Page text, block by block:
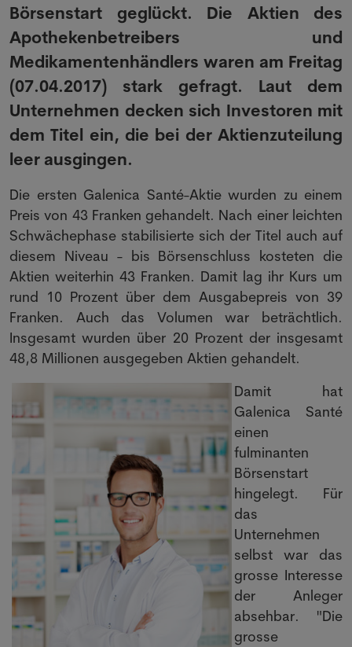
Börsenstart geglückt. Die Aktien des
Apothekenbetreibers und
Medikamentenhändlers waren am Freitag
(07.04.2017) stark gefragt. Laut dem
Unternehmen decken sich Investoren mit
dem Titel ein, die bei der Aktienzuteilung
leer ausgingen.
Die ersten Galenica Santé-Aktie wurden zu einem
Preis von 43 Franken gehandelt. Nach einer leichten
Schwächephase stabilisierte sich der Titel auch auf
diesem Niveau - bis Börsenschluss kosteten die
Aktien weiterhin 43 Franken. Damit lag ihr Kurs um
rund 10 Prozent über dem Ausgabepreis von 39
Franken. Auch das Volumen war beträchtlich.
Insgesamt wurden über 20 Prozent der insgesamt
48,8 Millionen ausgegeben Aktien gehandelt.
Damit hat
Galenica Santé
einen
fulminanten
Börsenstart
hingelegt. Für
das
Unternehmen
selbst war das
grosse Interesse
der Anleger
absehbar. "Die
grosse